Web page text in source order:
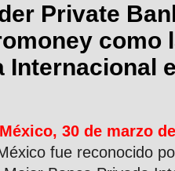
Private
como
Internacional
30 de marzo
fue reconocido